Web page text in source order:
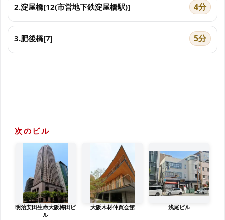
2.淀屋橋[12(市営地下鉄淀屋橋駅)] 4分
3.肥後橋[7] 5分
次のビル
明治安田生命大阪梅田ビ
ル
大阪木材仲買会館 浅尾ビル